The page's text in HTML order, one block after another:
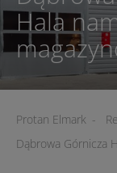
Hala
Protan Elmark -
Dąbrowa Górnicza